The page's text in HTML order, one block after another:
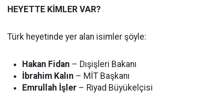
HEYETTE KİMLER VAR?
Türk heyetinde yer alan isimler şöyle:
Hakan Fidan – Dışişleri Bakanı
İbrahim Kalın – MİT Başkanı
Emrullah İşler – Riyad Büyükelçisi